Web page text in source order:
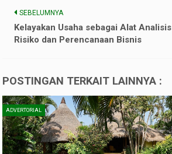
SEBELUMNYA
Kelayakan Usaha sebagai Alat Analisis
Risiko dan Perencanaan Bisnis
POSTINGAN TERKAIT LAINNYA :
ADVERTORIAL